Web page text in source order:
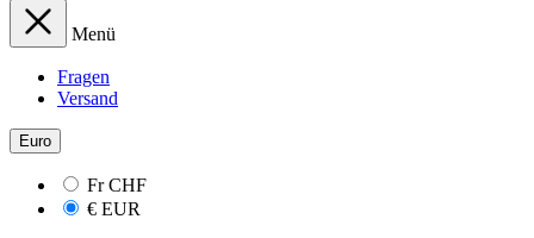
Menü
Fragen
Versand
Euro
FrCHF
€ EUR